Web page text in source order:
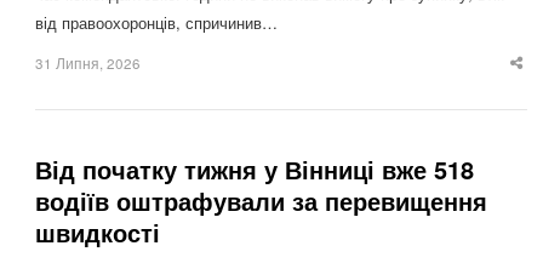
від правоохоронців, спричинив…
31 Липня, 2026
Від початку тижня у Вінниці вже 518
водіїв оштрафували за перевищення
швидкості